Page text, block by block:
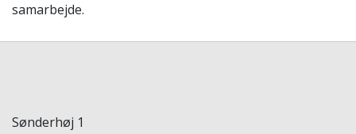
samarbejde.
Sønderhøj 1